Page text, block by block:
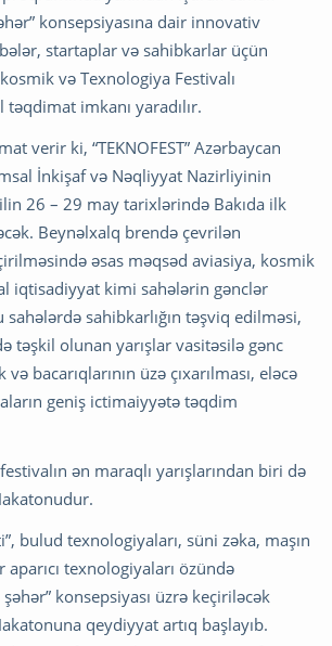
konsepsiyasına dair innovativ
startaplar və sahibkarlar üçün
və Texnologiya Festivalı
imkanı yaradılır.
verir ki, “TEKNOFEST” Azərbaycan
İnkişaf və Nəqliyyat Nazirliyinin
ilin 26 – 29 may tarixlərində Bakıda ilk
Beynəlxalq brendə çevrilən
əsas məqsəd aviasiya, kosmik
iqtisadiyyat kimi sahələrin gənclər
sahələrdə sahibkarlığın təşviq edilməsi,
təşkil olunan yarışlar vasitəsilə gənc
bacarıqlarının üzə çıxarılması, eləcə
geniş ictimaiyyətə təqdim
ən maraqlı yarışlarından biri də
bulud texnologiyaları, süni zəka, maşın
texnologiyaları özündə
şəhər” konsepsiyası üzrə keçiriləcək
qeydiyyat artıq başlayıb.